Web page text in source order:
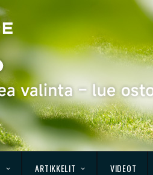
ARTIKKELIT VIDEOT